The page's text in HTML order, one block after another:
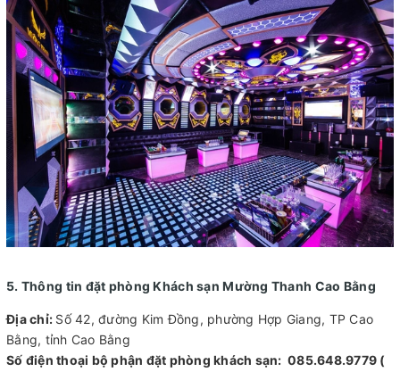
5. Thông tin đặt phòng Khách sạn Mường Thanh Cao Bằng
Địa chỉ: Số 42, đường Kim Đồng, phường Hợp Giang, TP Cao
Bằng, tỉnh Cao Bằng
Số điện thoại bộ phận đặt phòng khách sạn: 085.648.9779 (